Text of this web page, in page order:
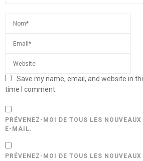
Save my name, email, and website in
time I comment.
PRÉVENEZ-MOI DE TOUS LES
E-MAIL.
PRÉVENEZ-MOI DE TOUS LES